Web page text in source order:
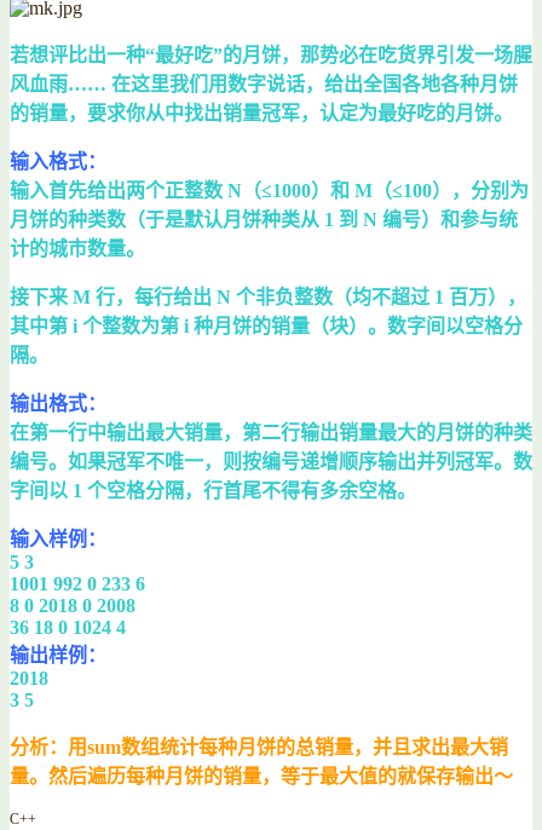
若想评比出一种“最好吃”的月饼，那势必在吃货界引发一场腥
风血雨…… 在这里我们用数字说话，给出全国各地各种月饼
的销量，要求你从中找出销量冠军，认定为最好吃的月饼。
输入格式：
输入首先给出两个正整数 N（≤1000）和 M（≤100），分别为
月饼的种类数（于是默认月饼种类从 1 到 N 编号）和参与统
计的城市数量。
接下来 M 行，每行给出 N 个非负整数（均不超过 1 百万），
其中第 i 个整数为第 i 种月饼的销量（块）。数字间以空格分
隔。
输出格式：
在第一行中输出最大销量，第二行输出销量最大的月饼的种类
编号。如果冠军不唯一，则按编号递增顺序输出并列冠军。数
字间以 1 个空格分隔，行首尾不得有多余空格。
输入样例：
5 3
1001 992 0 233 6
8 0 2018 0 2008
36 18 0 1024 4
输出样例：
2018
3 5
分析：用sum数组统计每种月饼的总销量，并且求出最大销
量。然后遍历每种月饼的销量，等于最大值的就保存输出～
C++